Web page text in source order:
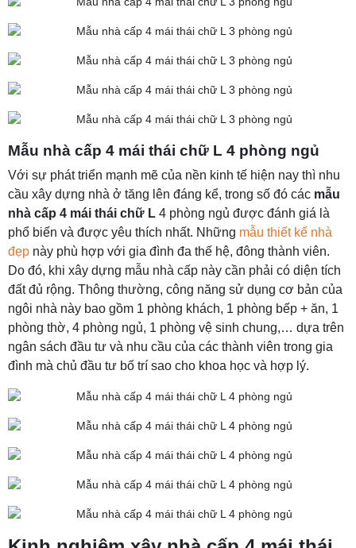
Mẫu nhà cấp 4 mái thái chữ L 4 phòng ngủ
Với sự phát triển mạnh mẽ của nền kinh tế hiện nay thì nhu
cầu xây dựng nhà ở tăng lên đáng kể, trong số đó các mẫu
nhà cấp 4 mái thái chữ L 4 phòng ngủ được đánh giá là
phổ biến và được yêu thích nhất. Những mẫu thiết kế nhà
đẹp này phù hợp với gia đình đa thế hệ, đông thành viên.
Do đó, khi xây dựng mẫu nhà cấp này cần phải có diện tích
đất đủ rộng. Thông thường, công năng sử dụng cơ bản của
ngôi nhà này bao gồm 1 phòng khách, 1 phòng bếp + ăn, 1
phòng thờ, 4 phòng ngủ, 1 phòng vệ sinh chung,… dựa trên
ngân sách đầu tư và nhu cầu của các thành viên trong gia
đình mà chủ đầu tư bố trí sao cho khoa học và hợp lý.